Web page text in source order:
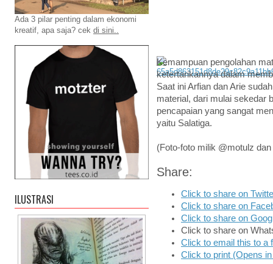
Kemampuan pengolahan
ketertarikannya dalam
Saat ini Arfian dan Arie
material, dari mulai sekedar
pencapaian yang sangat
yaitu Salatiga.
(Foto-foto milik @motulz
Share:
Click to share on
Click to share on
Click to share on
Click to share on
Click to email this to a
Click to print (Opens
Ada 3 pilar penting dalam ekonomi
kreatif, apa saja? cek di sini..
ILUSTRASI